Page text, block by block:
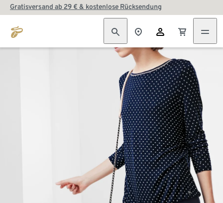
Gratisversand ab 29 € & kostenlose Rücksendung